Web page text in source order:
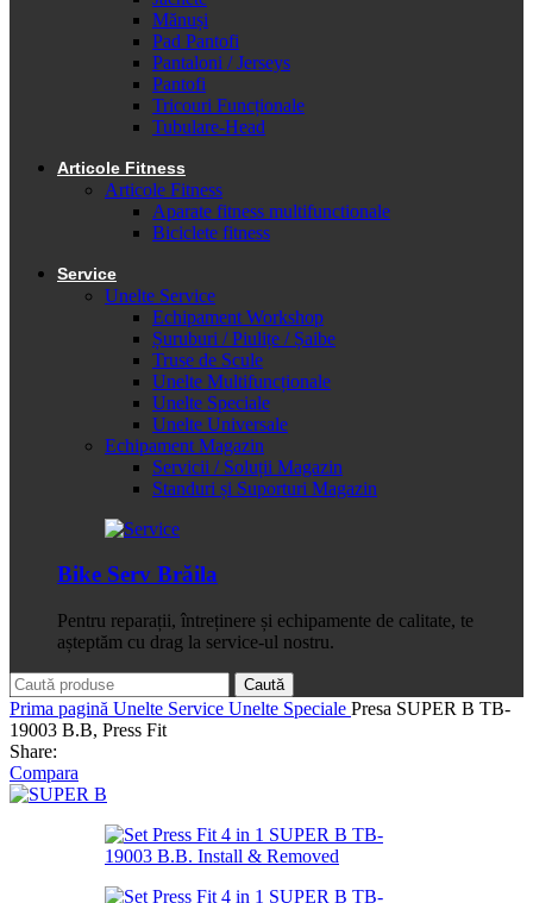
Mănuși
Pad Pantofi
Pantaloni / Jerseys
Pantofi
Tricouri Funcționale
Tubulare-Head
Articole Fitness
Articole Fitness
Aparate fitness multifunctionale
Biciclete fitness
Service
Unelte Service
Echipament Workshop
Șuruburi / Piulițe / Șaibe
Truse de Scule
Unelte Multifuncționale
Unelte Speciale
Unelte Universale
Echipament Magazin
Servicii / Soluții Magazin
Standuri și Suporturi Magazin
Bike Serv Brăila
Pentru reparații, întreținere și echipamente de calitate, te
așteptăm cu drag la service-ul nostru.
Caută
Prima pagină Unelte Service Unelte Speciale Presa SUPER B TB-
19003 B.B, Press Fit
Share:
Compara